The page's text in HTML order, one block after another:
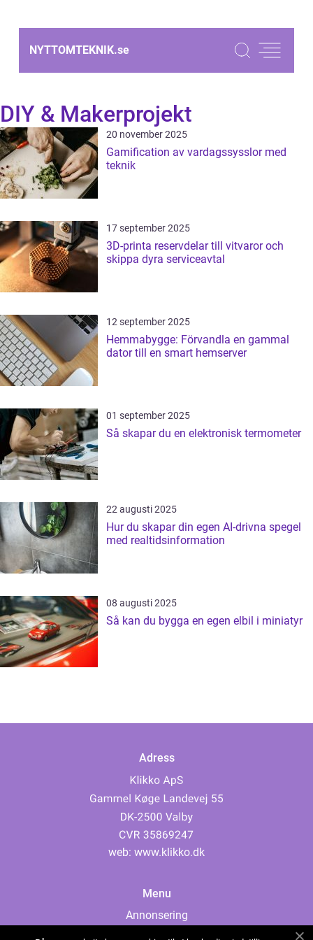
NYTTOMTEKNIK.se
DIY & Makerprojekt
20 november 2025
Gamification av vardagssysslor med
teknik
17 september 2025
3D-printa reservdelar till vitvaror och
skippa dyra serviceavtal
12 september 2025
Hemmabygge: Förvandla en gammal
dator till en smart hemserver
01 september 2025
Så skapar du en elektronisk termometer
22 augusti 2025
Hur du skapar din egen AI-drivna spegel
med realtidsinformation
08 augusti 2025
Så kan du bygga en egen elbil i miniatyr
Adress
web: www.klikko.dk
Menu
Annonsering